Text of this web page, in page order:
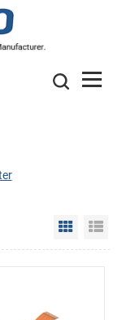
Grid